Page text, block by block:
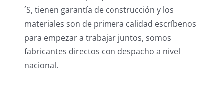
´S, tienen garantía de construcción y los
materiales son de primera calidad escríbenos
para empezar a trabajar juntos, somos
fabricantes directos con despacho a nivel
nacional.